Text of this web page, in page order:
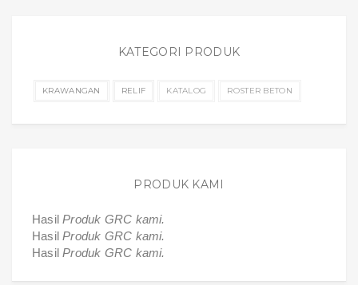
KATEGORI PRODUK
KRAWANGAN RELIF KATALOG ROSTER BETON
PRODUK KAMI
HasilProduk GRC kami.
HasilProduk GRC kami.
HasilProduk GRC kami.